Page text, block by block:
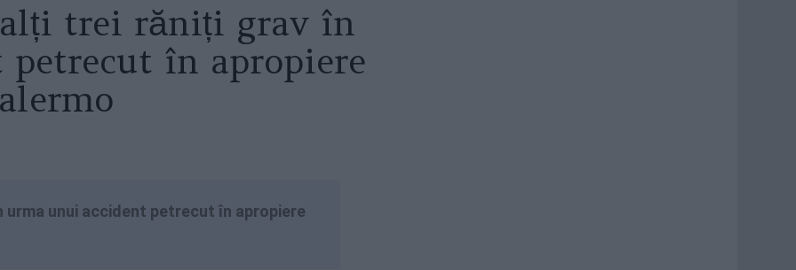
trei răniți grav în
în apropiere
unui accident petrecut în apropiere